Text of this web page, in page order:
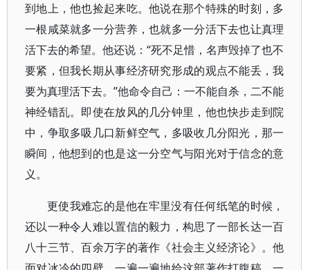
到地上，他也捡起来吃。他说在那个特殊的时刻，多
一根咸菜就多一分营养，也就多一分活下去也让真理
活下去的希望。他还说：“死不足惜，名声毁掉了也不
要紧，但我长期从事经济研究形成的观点不能丢，我
要为真理活下去。”他命令自己：一不能自杀，二不能
神经错乱。即使在放风的几分钟里，他也快步走到院
中，争取多吸几口新鲜空气，多吸收几分阳光，那一
瞬间，他想到的也是这一分空气与阳光对于信念的意
义。
更使我难忘的是他在牢里没有任何纸笔的时候，
还以一种令人难以置信的毅力，构思了一部长达一百
八十三节、百余万字的著作《社会主义经济论》。他